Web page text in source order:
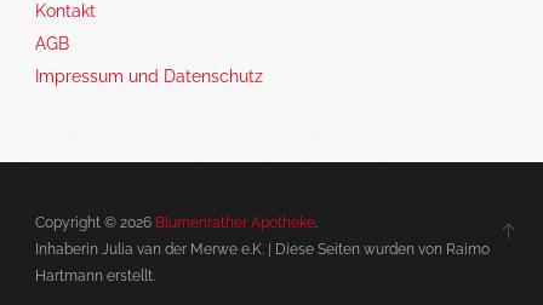
Kontakt
AGB
Impressum und Datenschutz
Copyright © 2026 Blumenrather Apotheke.
Inhaberin Julia van der Merwe e.K. | Diese Seiten wurden von Raimo
Hartmann erstellt.